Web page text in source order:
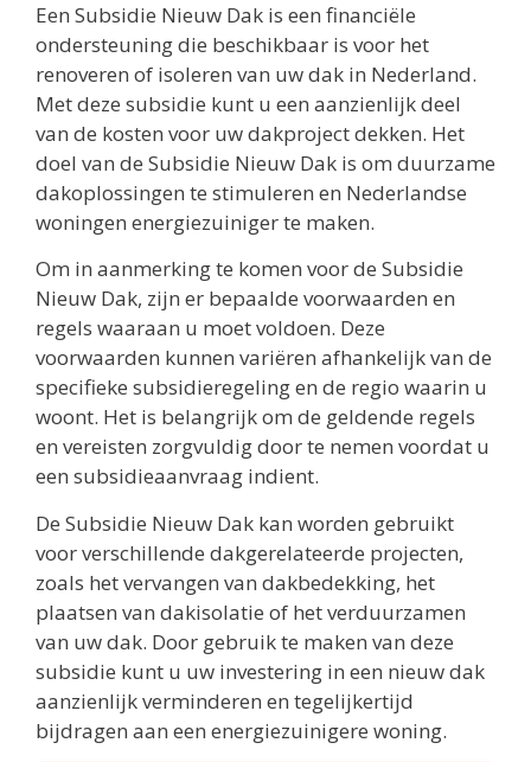
Een Subsidie Nieuw Dak is een financiële
ondersteuning die beschikbaar is voor het
renoveren of isoleren van uw dak in Nederland.
Met deze subsidie kunt u een aanzienlijk deel
van de kosten voor uw dakproject dekken. Het
doel van de Subsidie Nieuw Dak is om duurzame
dakoplossingen te stimuleren en Nederlandse
woningen energiezuiniger te maken.
Om in aanmerking te komen voor de Subsidie
Nieuw Dak, zijn er bepaalde voorwaarden en
regels waaraan u moet voldoen. Deze
voorwaarden kunnen variëren afhankelijk van de
specifieke subsidieregeling en de regio waarin u
woont. Het is belangrijk om de geldende regels
en vereisten zorgvuldig door te nemen voordat u
een subsidieaanvraag indient.
De Subsidie Nieuw Dak kan worden gebruikt
voor verschillende dakgerelateerde projecten,
zoals het vervangen van dakbedekking, het
plaatsen van dakisolatie of het verduurzamen
van uw dak. Door gebruik te maken van deze
subsidie kunt u uw investering in een nieuw dak
aanzienlijk verminderen en tegelijkertijd
bijdragen aan een energiezuinigere woning.